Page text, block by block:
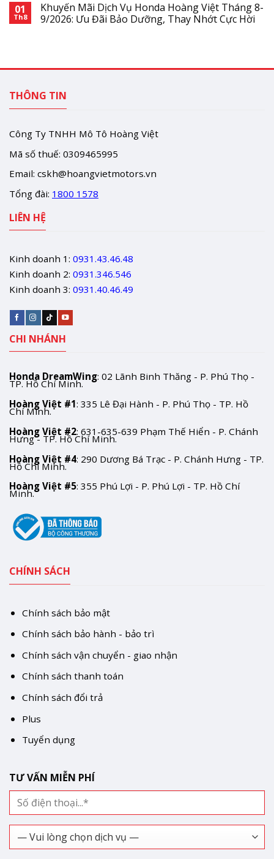
01
Th8
Khuyến Mãi Dịch Vụ Honda Hoàng Việt Tháng 8-
9/2026: Ưu Đãi Bảo Dưỡng, Thay Nhớt Cực Hời
THÔNG TIN
Công Ty TNHH Mô Tô Hoàng Việt
Mã số thuế: 0309465995
Email: cskh@hoangvietmotors.vn
Tổng đài: 1800 1578
LIÊN HỆ
Kinh doanh 1: 0931.43.46.48
Kinh doanh 2: 0931.346.546
Kinh doanh 3: 0931.40.46.49
CHI NHÁNH
Honda DreamWing: 02 Lãnh Binh Thăng - P. Phú Thọ -
TP. Hồ Chí Minh.
Hoàng Việt #1: 335 Lê Đại Hành - P. Phú Thọ - TP. Hồ
Chí Minh.
Hoàng Việt #2: 631-635-639 Phạm Thế Hiển - P. Chánh
Hưng - TP. Hồ Chí Minh.
Hoàng Việt #4: 290 Dương Bá Trạc - P. Chánh Hưng - TP.
Hồ Chí Minh.
Hoàng Việt #5: 355 Phú Lợi - P. Phú Lợi - TP. Hồ Chí
Minh.
CHÍNH SÁCH
Chính sách bảo mật
Chính sách bảo hành - bảo trì
Chính sách vận chuyển - giao nhận
Chính sách thanh toán
Chính sách đổi trả
Plus
Tuyển dụng
TƯ VẤN MIỄN PHÍ